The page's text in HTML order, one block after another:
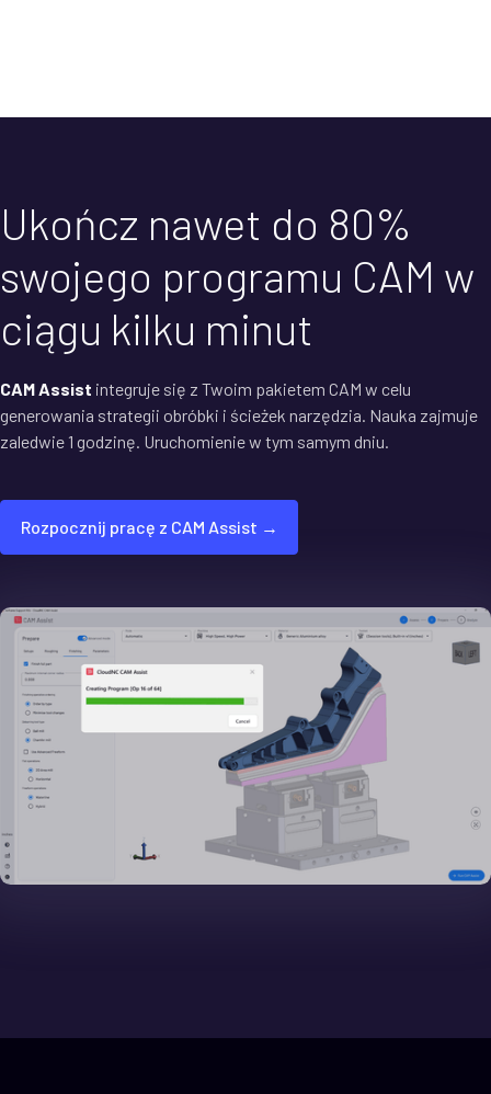
Ukończ nawet do 80%
swojego programu CAM w
ciągu kilku minut
CAM Assist integruje się z Twoim pakietem CAM w celu
generowania strategii obróbki i ścieżek narzędzia. Nauka zajmuje
zaledwie 1 godzinę. Uruchomienie w tym samym dniu.
Rozpocznij pracę z CAM Assist →